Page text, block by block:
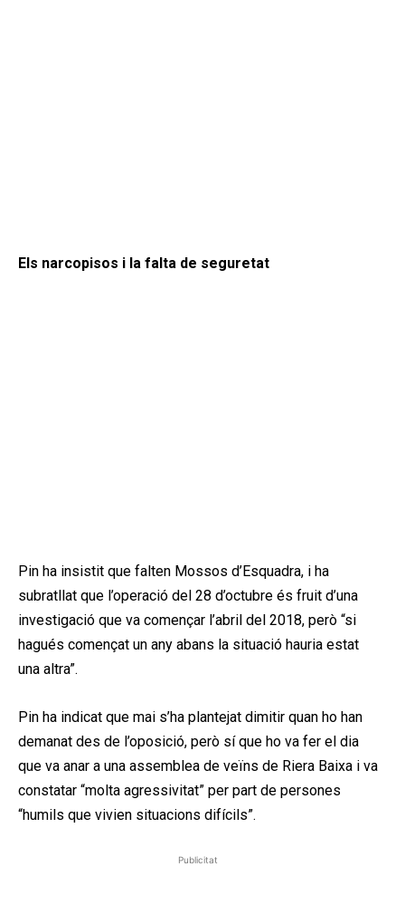
Els narcopisos i la falta de seguretat
Pin ha insistit que falten Mossos d’Esquadra, i ha
subratllat que l’operació del 28 d’octubre és fruit d’una
investigació que va començar l’abril del 2018, però “si
hagués començat un any abans la situació hauria estat
una altra”.
Pin ha indicat que mai s’ha plantejat dimitir quan ho han
demanat des de l’oposició, però sí que ho va fer el dia
que va anar a una assemblea de veïns de Riera Baixa i va
constatar “molta agressivitat” per part de persones
“humils que vivien situacions difícils”.
Publicitat